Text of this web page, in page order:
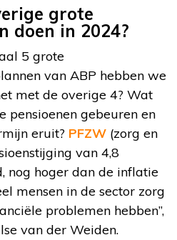
grote
doen in 2024?
5 grote
van ABP hebben we
met de overige 4? Wat
pensioenen gebeuren en
eruit? PFZW (zorg en
van 4,8
nog hoger dan de inflatie
mensen in de sector zorg
problemen hebben”,
van der Weiden.